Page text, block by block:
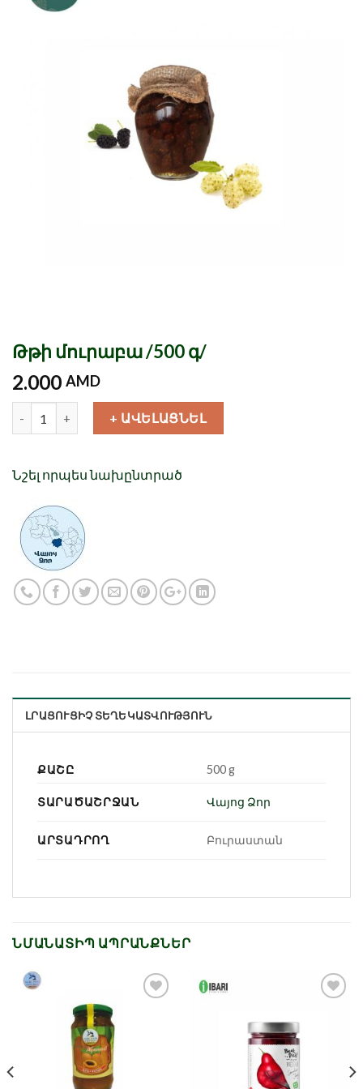
Թթի մուրաբա /500 գ/
2.000 AMD
+ ԱՎԵԼԱՑՆԵԼ
Նշել որպես նախընտրած
ԼՐԱՑՈՒՑԻՉ ՏԵՂԵԿԱՏՎՈՒԹՅՈՒՆ
ՔԱՇԸ 500 g
ՏԱՐԱԾԱՇՐՋԱՆ Վայոց Ձոր
ԱՐՏԱԴՐՈՂ Բուրաստան
ՆՄԱՆԱՏԻՊ ԱՊՐԱՆՔՆԵՐ
Նշել որպես
նախընտրած
նախընտրած